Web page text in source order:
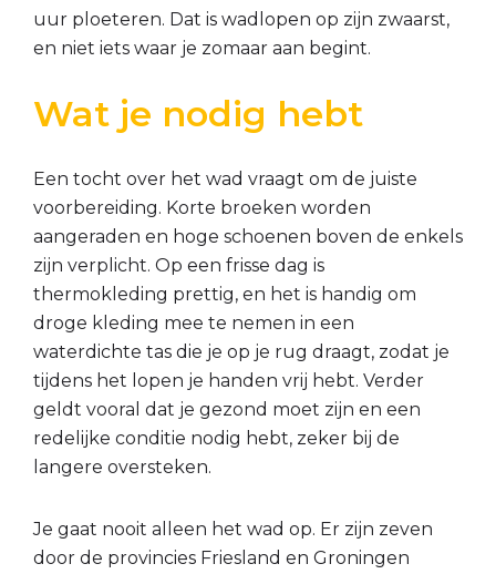
uur ploeteren. Dat is wadlopen op zijn zwaarst,
en niet iets waar je zomaar aan begint.
Wat je nodig hebt
Een tocht over het wad vraagt om de juiste
voorbereiding. Korte broeken worden
aangeraden en hoge schoenen boven de enkels
zijn verplicht. Op een frisse dag is
thermokleding prettig, en het is handig om
droge kleding mee te nemen in een
waterdichte tas die je op je rug draagt, zodat je
tijdens het lopen je handen vrij hebt. Verder
geldt vooral dat je gezond moet zijn en een
redelijke conditie nodig hebt, zeker bij de
langere oversteken.
Je gaat nooit alleen het wad op. Er zijn zeven
door de provincies Friesland en Groningen